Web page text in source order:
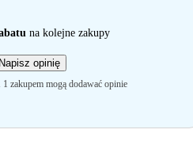
na kolejne zakupy
Napisz opinię
zakupem mogą dodawać opinie